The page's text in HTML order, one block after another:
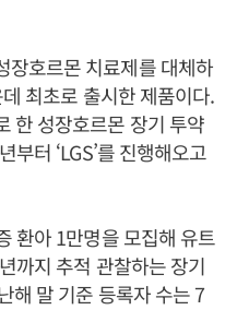
장호르몬 치료제를 대체하
최초로 출시한 제품이다.
한 성장호르몬 장기 투약
터 ‘LGS’를 진행해오고
환아 1만명을 모집해 유트
까지 추적 관찰하는 장기
해 말 기준 등록자 수는 7